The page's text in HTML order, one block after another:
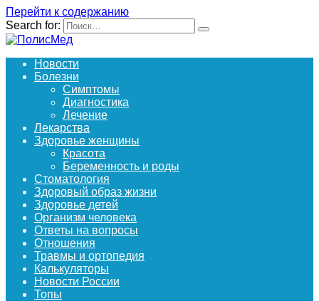
Перейти к содержанию
Search for:
Новости
Болезни
Симптомы
Диагностика
Лечение
Лекарства
Здоровье женщины
Красота
Беременность и роды
Стоматология
Здоровый образ жизни
Здоровье детей
Организм человека
Ответы на вопросы
Отношения
Травмы и ортопедия
Калькуляторы
Новости России
Топы